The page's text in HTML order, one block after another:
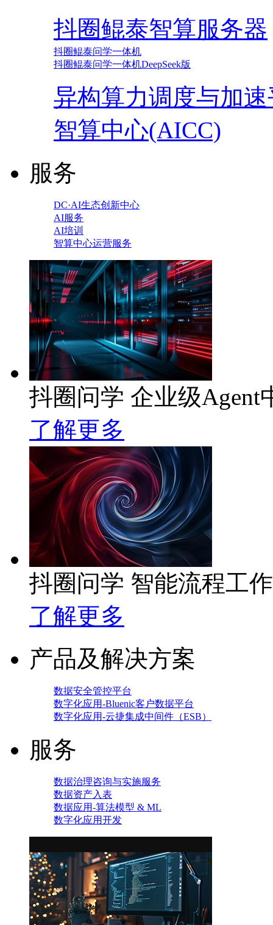
抖圈鲲泰智算服务器
抖圈鲲泰问学一体机
抖圈鲲泰问学一体机DeepSeek版
异构算力调度与加
智算中心(AICC)
服务
DC·AI生态创新中心
AI服务
AI培训
智算中心运营服务
抖圈问学 企业级Agent
了解更多
抖圈问学 智能流程工
了解更多
产品及解决方案
数据安全管控平台
数字化应用-Bluenic客户数据平台
数字化应用-云捷集成中间件（ESB）
服务
数据治理咨询与实施服务
数据资产入表
数据应用-算法模型 & ML
数字化应用开发